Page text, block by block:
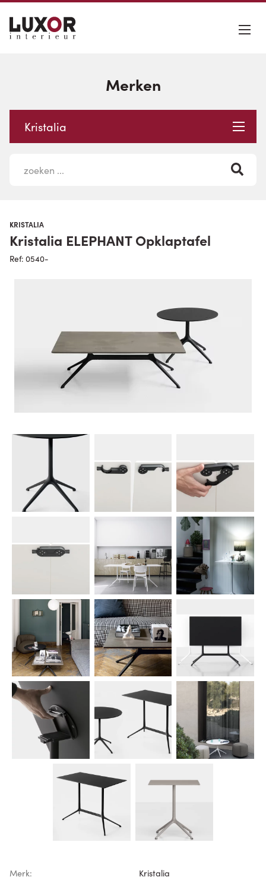
Merken
Kristalia
KRISTALIA
Kristalia ELEPHANT Opklaptafel
Ref: 0540-
Merk: Kristalia